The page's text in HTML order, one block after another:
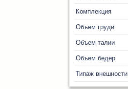
Комплекция
Объем груди
Объем талии
Объем бедер
Типаж внешности